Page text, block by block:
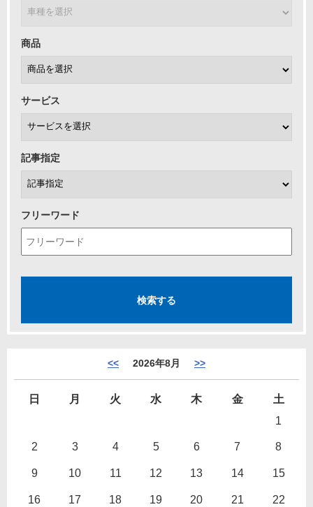
商品
サービス
記事指定
フリーワード
<< 2026年8月 >>
日 月 火 水 木 金
土
1
2 3 4 5 6 7 8
9 10 11 12 13 14 15
16 17 18 19 20 21 22